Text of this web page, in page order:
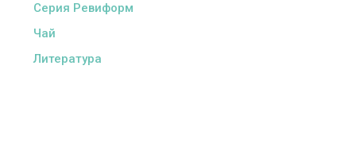
Серия Ревиформ
Чай
Литература